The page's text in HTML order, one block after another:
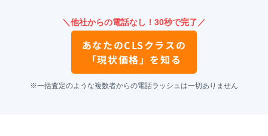
＼他社からの電話なし！30秒で完了／
あなたのCLSクラスの
「現状価格」を知る
※一括査定のような複数者からの電話ラッシュは一切ありません